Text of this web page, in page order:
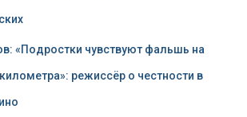
«Подростки чувствуют фальшь на
режиссёр о честности в